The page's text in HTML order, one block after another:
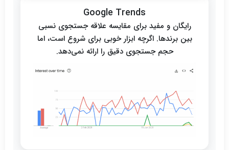
Google Trends
رایگان و مفید برای مقایسه علاقه جستجوی نسبی
بین برندها. اگرچه ابزار خوبی برای شروع است، اما
حجم جستجوی دقیق را ارائه نمی‌دهد.